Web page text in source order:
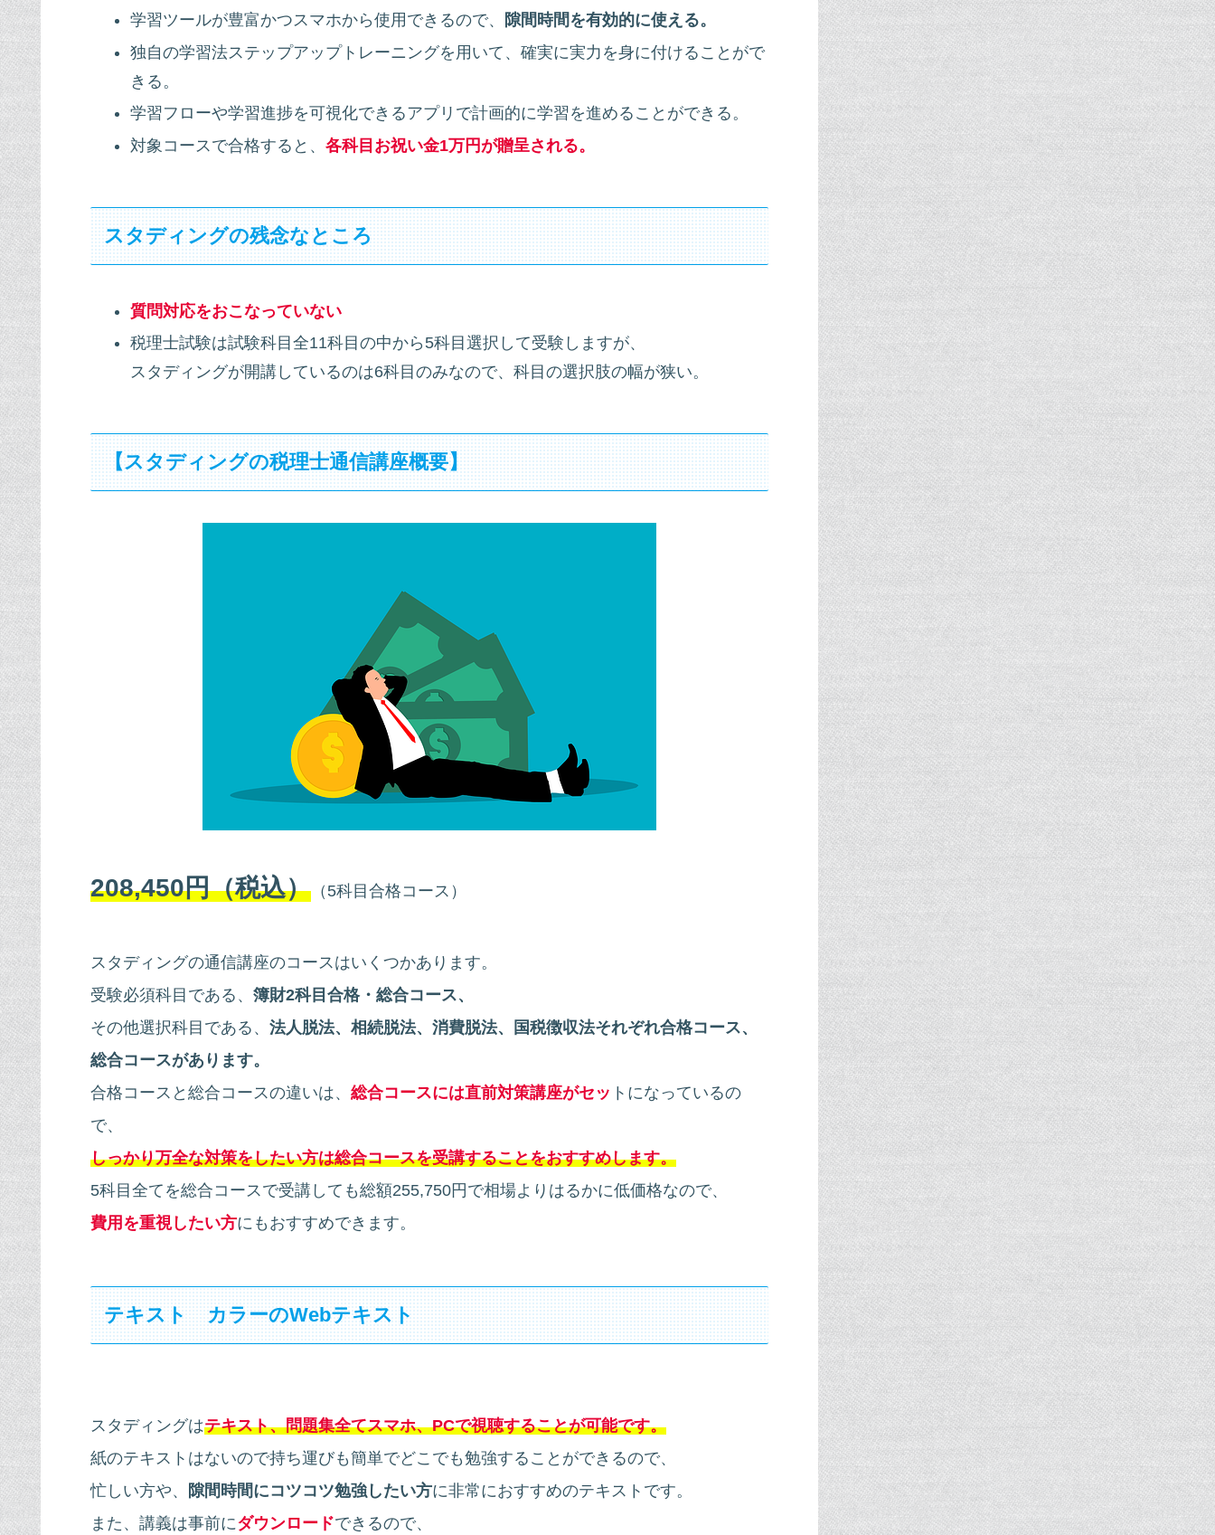
学習ツールが豊富かつスマホから使用できるので、
隙間時間を有効的に使える。
独自の学習法ステップアップトレーニングを用いて、確実に実力を身に付けることがで
きる。
学習フローや学習進捗を可視化できるアプリで計画的に学習を進めることができる。
対象コースで合格すると、 各科目お祝い金1万円が贈呈される。
スタディングの残念なところ
質問対応をおこなっていない
税理士試験は試験科目全11科目の中から5科目選択して受験しますが、
スタディングが開講しているのは6科目のみなので、科目の選択肢の幅が狭い。
【スタディングの税理士通信講座概要】
208,450円（税込） （5科目合格コース）
スタディングの通信講座のコースはいくつかあります。
受験必須科目である、 簿財2科目合格・総合コース、
その他選択科目である、 法人脱法、相続脱法、消費脱法、国税徴収法それぞれ合格コース、
総合コースがあります。
合格コースと総合コースの違いは、 総合コースには直前対策講座がセッ トになっているの
で、
しっかり万全な対策をしたい方は総合コースを受講することをおすすめします。
5科目全てを総合コースで受講しても総額255,750円で相場よりはるかに低価格なので、
費用を重視したい方にもおすすめできます。
テキスト カラーのWebテキスト
スタディングはテキスト、問題集全てスマホ、PCで視聴することが可能です。
紙のテキストはないので持ち運びも簡単でどこでも勉強することができるので、
忙しい方や、
隙間時間にコツコツ勉強したい方に非常におすすめのテキストです。
また、講義は事前にダウンロードできるので、